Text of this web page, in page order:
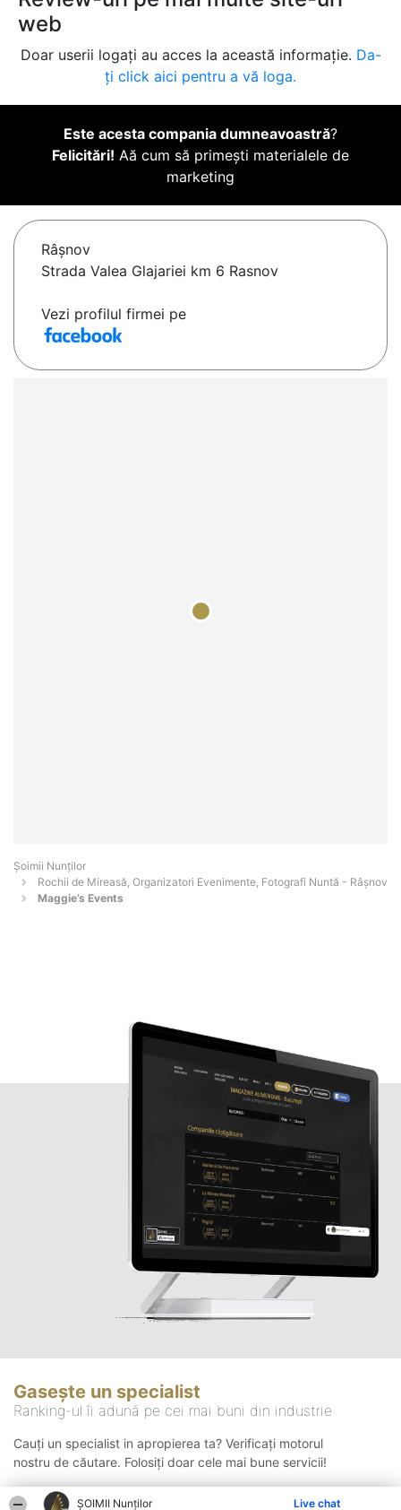
ȘOIMII Nunților Live chat
web
Doar userii logați au acces la această informație. Da-
ți click aici pentru a vă loga.
Este acesta compania dumneavoastră?
Felicitări! Aă cum să primești materialele de
marketing
Râşnov
Strada Valea Glajariei km 6 Rasnov
Vezi profilul firmei pe
Șoimii Nunților
Rochii de Mireasă, Organizatori Evenimente, Fotografi Nuntă - Râşnov
Maggie’s Events
Gasește un specialist
Ranking-ul îi adună pe cei mai buni din industrie
Cauți un specialist in apropierea ta? Verificați motorul
nostru de căutare. Folosiți doar cele mai bune servicii!